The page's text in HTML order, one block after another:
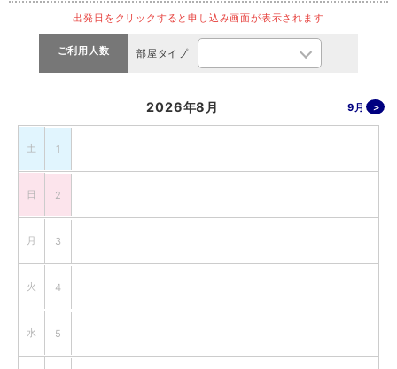
出発日をクリックすると申し込み画面が表示されます
ご利用人数 部屋タイプ
2026年8月 9月
土 1
日 2
月 3
火 4
水 5